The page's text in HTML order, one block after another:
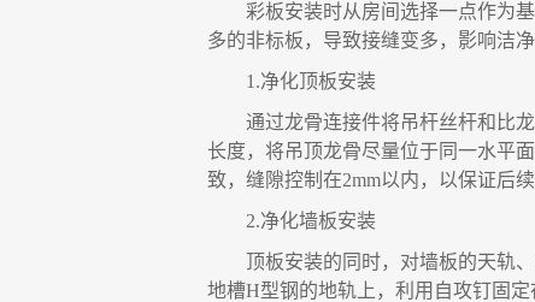
彩板安装时从房间选择一点作为
多的非标板 ， 导致接缝变多 ， 影响洁
1.净化顶板安装
通过龙骨连接件将吊杆丝杆和比
长度， 将吊顶龙骨尽量位于同一水平
致， 缝隙控制在2mm以内 ， 以保证后
2.净化墙板安装
顶板安装的同时， 对墙板的天轨
地槽H型钢的地轨上 ， 利用自攻钉固定